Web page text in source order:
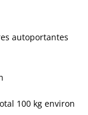
autoportantes
100 kg environ